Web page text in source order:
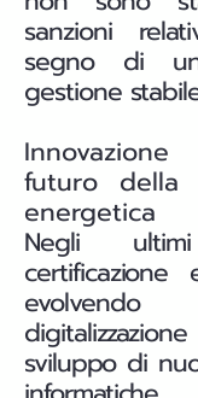
sanzioni
segno di
gestione
futuro della
energetica
Negli
certificazione
sviluppo di